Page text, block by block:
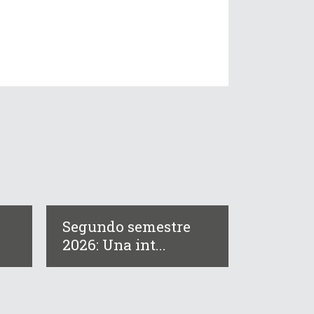
Segundo semestre
2026: Una int...